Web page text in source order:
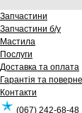
Запчастини
Запчастини б/у
Мастила
Послуги
Доставка та оплата
Гарантія та
Контакти
(067) 242-68-48